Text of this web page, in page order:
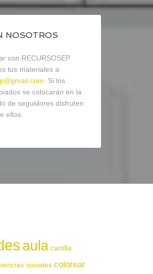
NOSOTROS
con RECURSOSEP
tus materiales a
. Si los
se colocarán en la
de seguidores disfruten
ellos.
aula cartilla
sociales colorear